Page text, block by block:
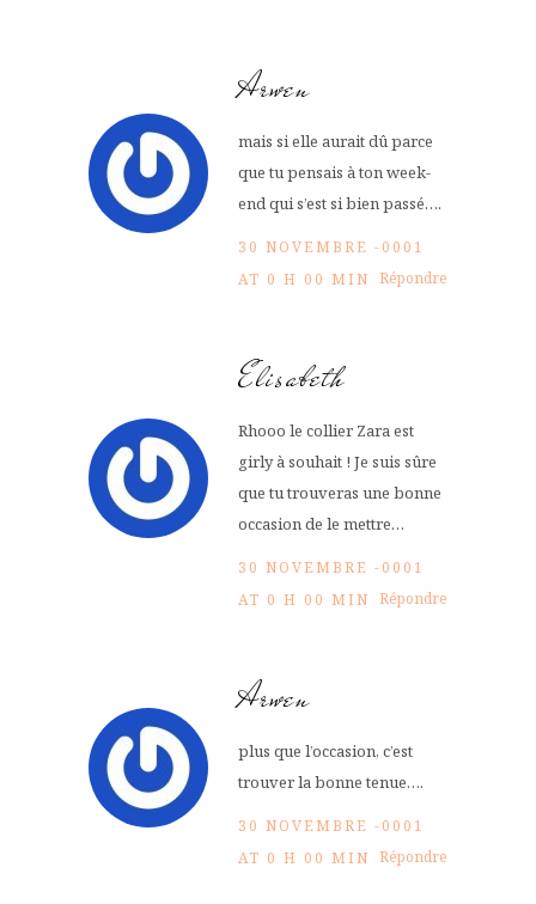
Arwen
mais si elle aurait dû parce
que tu pensais à ton week-
end qui s’est si bien passé….
30 NOVEMBRE -0001
AT 0 H 00 MIN Répondre
Elisabeth
Rhooo le collier Zara est
girly à souhait ! Je suis sûre
que tu trouveras une bonne
occasion de le mettre…
30 NOVEMBRE -0001
AT 0 H 00 MIN Répondre
Arwen
plus que l’occasion, c’est
trouver la bonne tenue….
30 NOVEMBRE -0001
AT 0 H 00 MIN Répondre